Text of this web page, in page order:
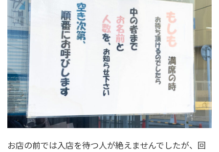
お店の前では入店を待つ人が絶えませんでしたが、回